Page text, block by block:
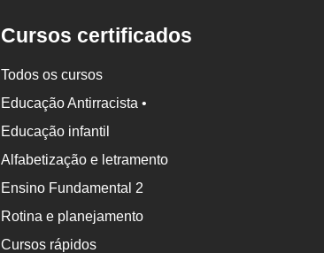
Cursos certificados
Todos os cursos
Educação Antirracista •
Educação infantil
Alfabetização e letramento
Ensino Fundamental 2
Rotina e planejamento
Cursos rápidos